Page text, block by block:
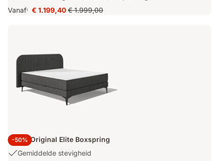
matras
Aangepaste
comfortzones
3:
Drukverlichting
Vanaf1
Prijs
€ 1.199,40 Oorspronkelijke
€ 1.999,00
-50%
Emma Original Elite Boxspring
USPGemiddelde stevigheid